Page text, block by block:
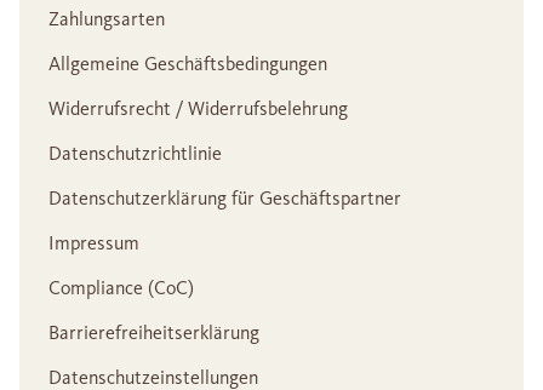
Zahlungsarten
Allgemeine Geschäftsbedingungen
Widerrufsrecht / Widerrufsbelehrung
Datenschutzrichtlinie
Datenschutzerklärung für Geschäftspartner
Impressum
Compliance (CoC)
Barrierefreiheitserklärung
Datenschutzeinstellungen